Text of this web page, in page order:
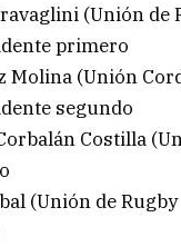
(Unión de
primero
Molina (Unión
segundo
Costilla
(Unión de